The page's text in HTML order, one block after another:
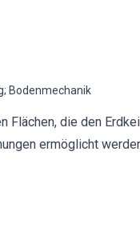
Bodenmechanik
Flächen, die den
ermöglicht